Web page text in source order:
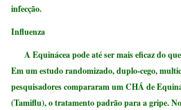
infecção.
Influenza
A Equinácea pode até ser mais eficaz do
Em um estudo randomizado, duplo-cego,
pesquisadores compararam um CHÁ de
(Tamiflu), o tratamento padrão para a gripe.